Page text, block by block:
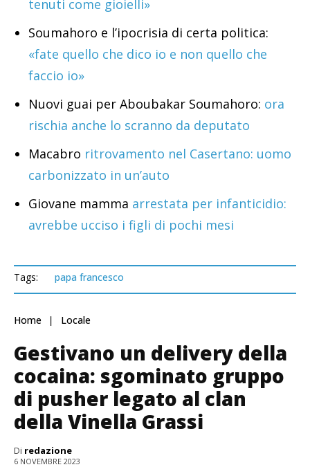
tenuti come gioielli»
Soumahoro e l’ipocrisia di certa politica:
«fate quello che dico io e non quello che
faccio io»
Nuovi guai per Aboubakar Soumahoro: ora
rischia anche lo scranno da deputato
Macabro ritrovamento nel Casertano: uomo
carbonizzato in un’auto
Giovane mamma arrestata per infanticidio:
avrebbe ucciso i figli di pochi mesi
Tags: papa francesco
Home Locale
Gestivano un delivery della
cocaina: sgominato gruppo
di pusher legato al clan
della Vinella Grassi
Di redazione
6 NOVEMBRE 2023